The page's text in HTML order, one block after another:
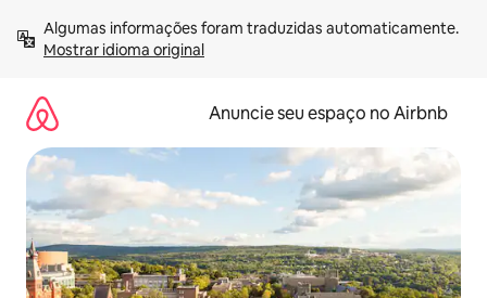
para
Mostrar idioma original
Anuncie seu espaço no Airbnb